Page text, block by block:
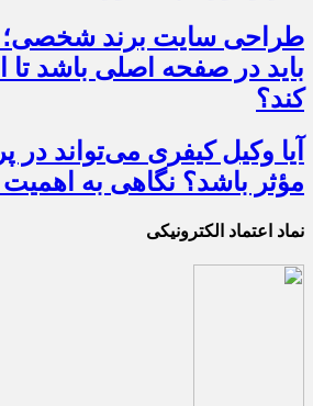
طراحی سایت برند شخصی؛
باید در صفحه اصلی باشد تا
کند؟
آیا وکیل کیفری می‌تواند در
مؤثر باشد؟ نگاهی به اهمیت
نماد اعتماد الکترونیکی